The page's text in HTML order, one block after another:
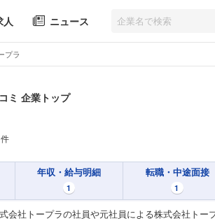
人 ニュース
プラ
ミ 企業トップ
件
年収・給与明細
1
転職・中途面接
1
会社トープラの社員や元社員による株式会社ト